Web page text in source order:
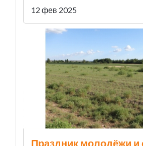
эвакуированы
12 фев 2025
Праздник молодёжи и